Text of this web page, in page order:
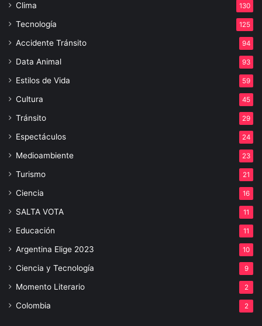
Clima 130
Tecnología 125
Accidente Tránsito 94
Data Animal 93
Estilos de Vida 59
Cultura 45
Tránsito 29
Espectáculos 24
Medioambiente 23
Turismo 21
Ciencia 16
SALTA VOTA 11
Educación 11
Argentina Elige 2023 10
Ciencia y Tecnología 9
Momento Literario 2
Colombia 2